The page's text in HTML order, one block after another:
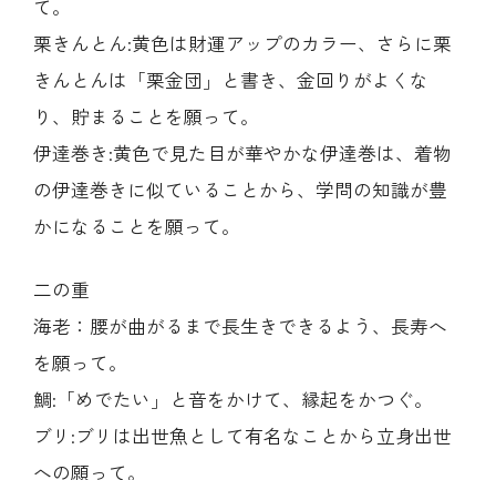
て。
栗きんとん:黄色は財運アップのカラー、さらに栗
きんとんは「栗金団」と書き、金回りがよくな
り、貯まることを願って。
伊達巻き:黄色で見た目が華やかな伊達巻は、着物
の伊達巻きに似ていることから、学問の知識が豊
かになることを願って。
二の重
海老：腰が曲がるまで長生きできるよう、長寿へ
を願って。
鯛:「めでたい」と音をかけて、縁起をかつぐ。
ブリ:ブリは出世魚として有名なことから立身出世
への願って。